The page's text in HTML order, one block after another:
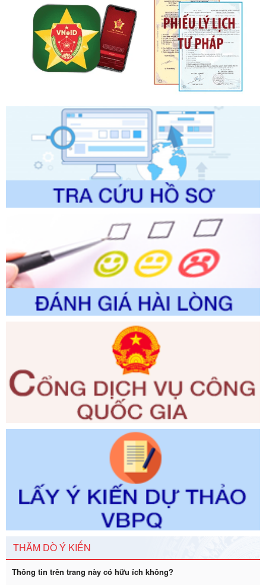
Số kí hiệu:2303/QĐ-UBND
Tên: Quyết định công bố Danh mục thủ tục hành chính mới
ban hành, được sửa đổi, bổ sung, bị bãi bỏ và phê duyệt
Quy trình nội bộ, quy trình điện tử giải quyết thủ tục hành
chính trong một số lĩnh vực thuộc phạm vi chức năng quản
lý của Sở Văn hóa, Thể tha
Tên: Quyết định công bố Danh mục thủ tục hành chính
được sửa đổi, bổ sung và phê duyệt Quy trình nội bộ, quy
trình điện tử giải quyết thủ tục hành chính trong lĩnh vực Du
lịch thuộc phạm vi chức năng quản lý của Sở Văn hóa, Thể
thao và Du lịch
Ngày ban hành: 01/06/2026
Số kí hiệu:2310/QĐ-UBND
Tên: Về việc công bố Danh mục thủ tục hành chính sửa
đổi, bổ sung và phê duyệt Quy trình nội bộ, quy trình điện tử
trong giải quyết thủtục hành chính lĩnh vực biến đổi khí hậu
thuộc phạm vi giải quyết của Sở Nông nghiệp và Môi
trường
Ngày ban hành: 01/06/2026
Số kí hiệu:
Tên: V/v công bố danh mục thủ tục hành chính được sửa
đổi, bổ sung và phê duyệt quy trình nội bộ, quy trình điện tử
phạm vi chức năng quản lý của Sở Tư pháp
Ngày ban hành: 01/06/2026
Số kí hiệu:
351/2025/NĐ-CP
Tên: Nghị định số 351/2025/NĐ-CP của Chính phủ: Quy
định chuẩn nghèo đa chiều quốc gia giai đoạn 2026 - 2030
Ngày ban hành: 29/12/2026
3014/QĐ-UBND
Tên: Quyết định về việc công bố danh mục thủ tục hành
chính ban hành mới, sửa đổi bổ sung trong lĩnh vực hỗ trợ
đầu tư, lĩnh vực đấu thầu lựa chọn nhà thầu thuộc thẩm
quyền giải quyết của Sở Tài chính và Ban Quản lý Khu kinh
tế Đông Nam Nghệ An
Ngày ban hành: 23/09/2026
292/2026/NĐ-CP
Tên: Nghị định số 292/2026/NĐ-CP của Chính phủ: Quy
định chi tiết một số điều và biện pháp để tổ chức, hướng
dẫn thi hành Luật Quản lý ngoại thương
Ngày ban hành: 21/07/2026
THĂM DÒ Ý KIẾN
Thông tin trên trang này có hữu ích không?